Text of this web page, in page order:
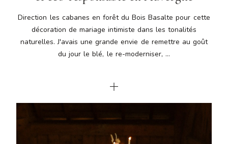
Direction les cabanes en forêt du Bois Basalte pour cette
décoration de mariage intimiste dans les tonalités
naturelles. J'avais une grande envie de remettre au goût
du jour le blé, le re-moderniser, ...